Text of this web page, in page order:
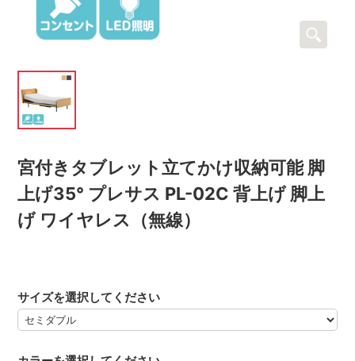
宮付きタブレット立てかけ収納可能 脚
上げ35° プレサス PL-02C 背上げ 脚上
げ ワイヤレス（無線）
サイズを選択してください